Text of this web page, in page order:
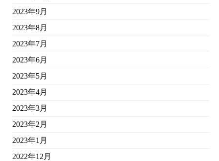
2023年9月
2023年8月
2023年7月
2023年6月
2023年5月
2023年4月
2023年3月
2023年2月
2023年1月
2022年12月